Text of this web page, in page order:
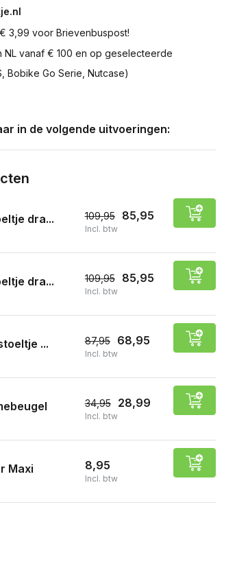
3,99 voor Brievenbuspost!
NL vanaf € 100 en op geselecteerde
Bobike Go Serie, Nutcase)
in de volgende uitvoeringen:
dra... 109,95 85,95
Incl. btw
dra... 109,95 85,95
Incl. btw
... 87,95 68,95
Incl. btw
34,95 28,99
Incl. btw
Maxi 8,95
Incl. btw